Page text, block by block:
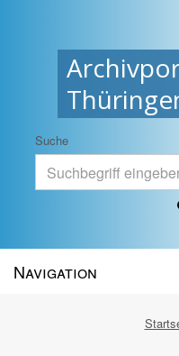
Suche
Navigation